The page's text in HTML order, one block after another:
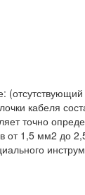
(отсутствующий
кабеля
точно
от 1,5 мм2 до